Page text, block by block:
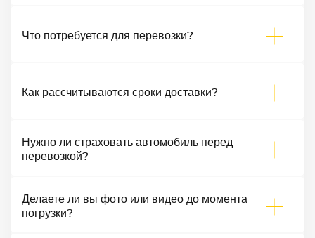
Что потребуется для перевозки?
Как рассчитываются сроки доставки?
Нужно ли страховать автомобиль перед
перевозкой?
Делаете ли вы фото или видео до момента
погрузки?